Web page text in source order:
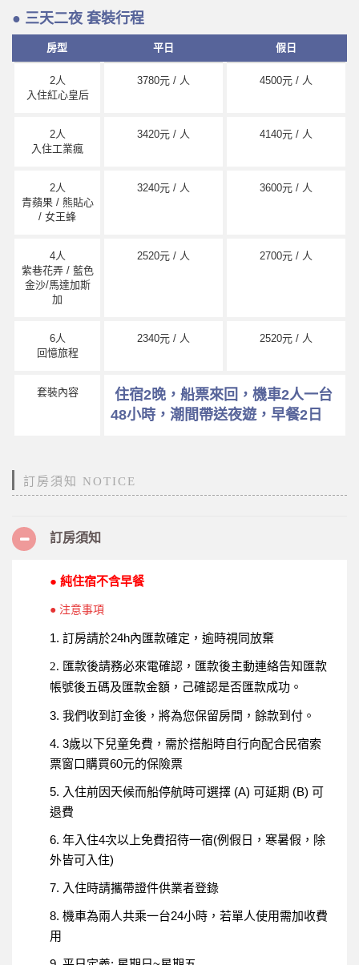
● 三天二夜 套裝行程
房型 平日 假日
2人
入住紅心皇后
3780元 / 人 4500元 / 人
2人
入住工業瘋
3420元 / 人 4140元 / 人
2人
青蘋果 / 熊貼心
/ 女王蜂
3240元 / 人 3600元 / 人
4人
紫巷花弄 / 藍色
金沙/馬達加斯
加
2520元 / 人 2700元 / 人
6人
回憶旅程
2340元 / 人 2520元 / 人
套裝內容
住宿2晚，船票來回，機車2人一台
48小時，潮間帶送夜遊，早餐2日
訂房須知 NOTICE
訂房須知
● 純住宿不含早餐
● 注意事項
1. 訂房請於24h內匯款確定，逾時視同放棄
2. 匯款後請務必來電確認，匯款後主動連絡告知匯款
帳號後五碼及匯款金額，己確認是否匯款成功。
3. 我們收到訂金後，將為您保留房間，餘款到付。
4. 3歲以下兒童免費，需於搭船時自行向配合民宿索
票窗口購買60元的保險票
5. 入住前因天候而船停航時可選擇 (A) 可延期 (B) 可
退費
6. 年入住4次以上免費招待一宿(例假日，寒暑假，除
外皆可入住)
7. 入住時請攜帶證件供業者登錄
8. 機車為兩人共乘一台24小時，若單人使用需加收費
用